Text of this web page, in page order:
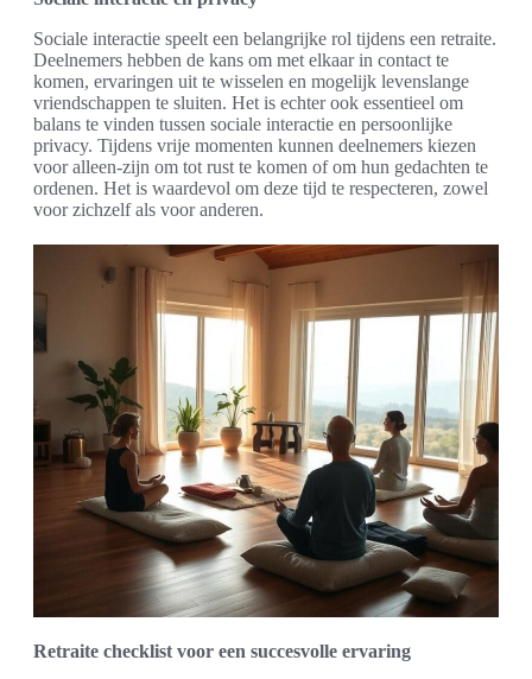
Sociale interactie speelt een belangrijke rol tijdens een retraite.
Deelnemers hebben de kans om met elkaar in contact te
komen, ervaringen uit te wisselen en mogelijk levenslange
vriendschappen te sluiten. Het is echter ook essentieel om
balans te vinden tussen sociale interactie en persoonlijke
privacy. Tijdens vrije momenten kunnen deelnemers kiezen
voor alleen-zijn om tot rust te komen of om hun gedachten te
ordenen. Het is waardevol om deze tijd te respecteren, zowel
voor zichzelf als voor anderen.
Retraite checklist voor een succesvolle ervaring